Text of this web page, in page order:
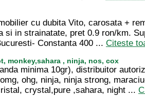
cu dubita Vito, carosata +
si in strainatate, pret 0.9 ron/km.
Constanta 400 ... Citeste
monkey,sahara , ninja, nos, cox
minima 10gr), distribuitor
ohg, ninja, ninja strong,
crystal,pure ,sahara, night ...